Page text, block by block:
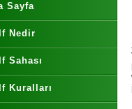
Sayfa
Nedir
Sahası
Kuralları